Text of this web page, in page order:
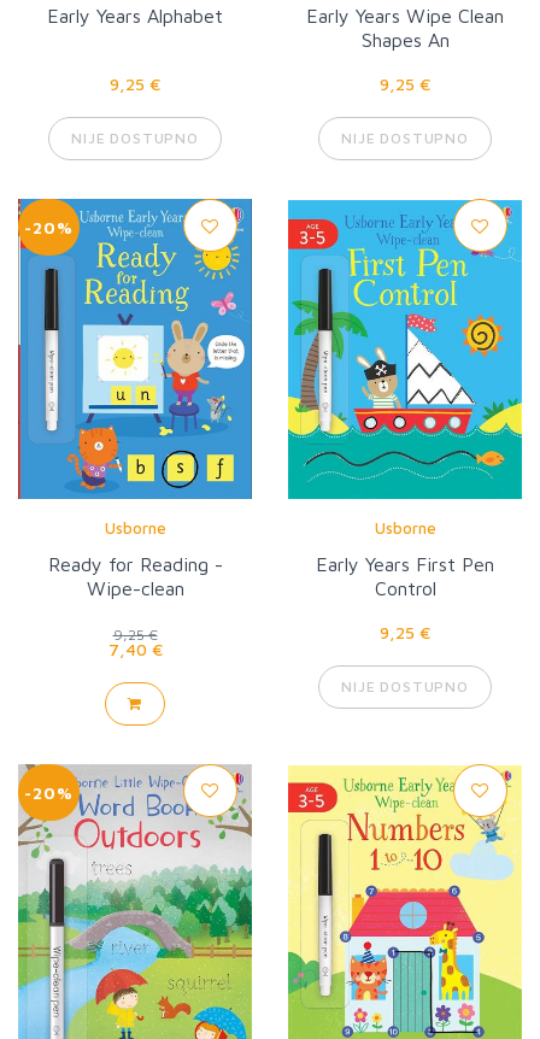
Early Years Alphabet
9,25 €
NIJE DOSTUPNO
Early Years Wipe Clean
Shapes An
9,25 €
NIJE DOSTUPNO
-20%
Usborne
Ready for Reading -
Wipe-clean
9,25 €
7,40 €
Usborne
Early Years First Pen
Control
9,25 €
NIJE DOSTUPNO
-20%